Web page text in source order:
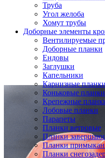
Труба
Угол желоба
Хомут трубы
Доборные элементы
Вентилируемые
Доборные планки
Ендовы
Заглушки
Капельники
Карнизные
Коньковые планки
Крепежные
Лобовые планки
Парапеты
Планки ветровые
Планки
Планки
Планки